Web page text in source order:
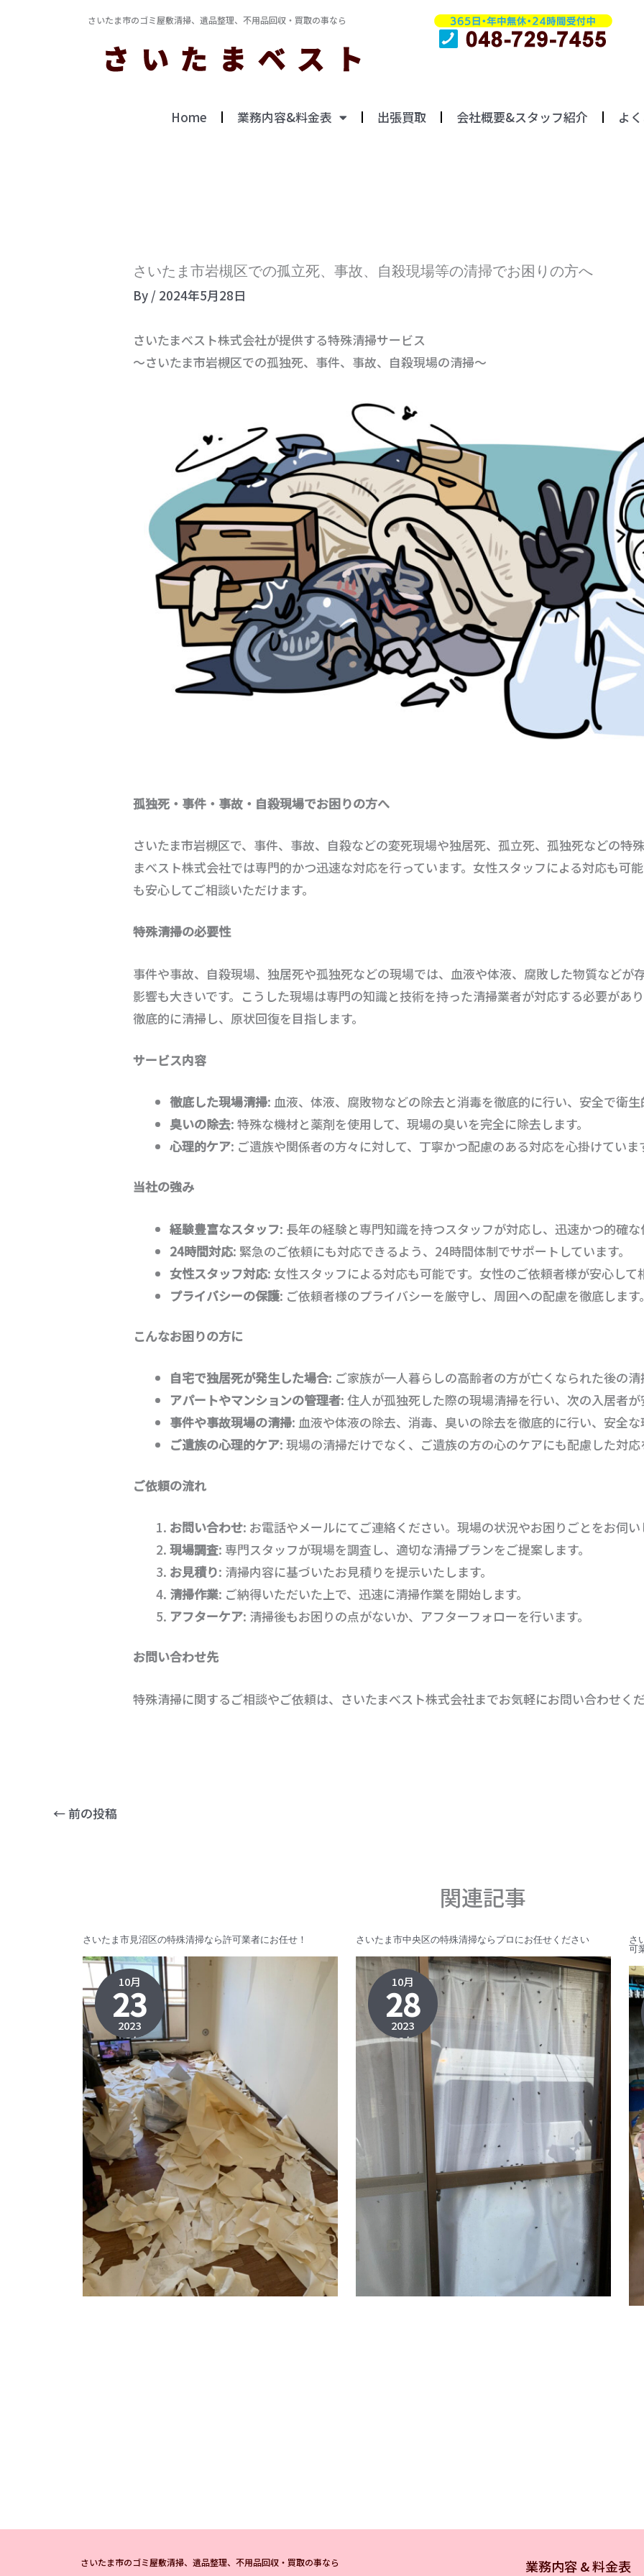
さいたま市のゴミ屋敷清掃、遺品整理、不用品回収・買取の事なら
Home 業務内容&料金表 出張買取 会社概要&スタッフ紹介 よ
さいたま市岩槻区での孤立死、事故、自殺現場等の清掃でお困りの方へ
By / 2024年5月28日
さいたまべスト株式会社が提供する特殊清掃サービス
〜さいたま市岩槻区での孤独死、事件、事故、自殺現場の清掃〜
孤独死・事件・事故・自殺現場でお困りの方へ
さいたま市岩槻区で、事件、事故、自殺などの変死現場や独居死、孤立死、孤独死などの特
まべスト株式会社では専門的かつ迅速な対応を行っています。女性スタッフによる対応も可
も安心してご相談いただけます。
特殊清掃の必要性
事件や事故、自殺現場、独居死や孤独死などの現場では、血液や体液、腐敗した物質などが
影響も大きいです。こうした現場は専門の知識と技術を持った清掃業者が対応する必要があ
徹底的に清掃し、原状回復を目指します。
サービス内容
徹底した現場清掃: 血液、体液、腐敗物などの除去と消毒を徹底的に行い、安全で衛生
臭いの除去: 特殊な機材と薬剤を使用して、現場の臭いを完全に除去します。
心理的ケア: ご遺族や関係者の方々に対して、丁寧かつ配慮のある対応を心掛けていま
当社の強み
経験豊富なスタッフ: 長年の経験と専門知識を持つスタッフが対応し、迅速かつ的確な
24時間対応: 緊急のご依頼にも対応できるよう、24時間体制でサポートしています。
女性スタッフ対応: 女性スタッフによる対応も可能です。女性のご依頼者様が安心して
プライバシーの保護: ご依頼者様のプライバシーを厳守し、周囲への配慮を徹底します。
こんなお困りの方に
自宅で独居死が発生した場合: ご家族が一人暮らしの高齢者の方が亡くなられた後の清
アパートやマンションの管理者: 住人が孤独死した際の現場清掃を行い、次の入居者が
事件や事故現場の清掃: 血液や体液の除去、消毒、臭いの除去を徹底的に行い、安全な
ご遺族の心理的ケア: 現場の清掃だけでなく、ご遺族の方の心のケアにも配慮した対応
ご依頼の流れ
お問い合わせ: お電話やメールにてご連絡ください。現場の状況やお困りごとをお伺い
現場調査: 専門スタッフが現場を調査し、適切な清掃プランをご提案します。
お見積り: 清掃内容に基づいたお見積りを提示いたします。
清掃作業: ご納得いただいた上で、迅速に清掃作業を開始します。
アフターケア: 清掃後もお困りの点がないか、アフターフォローを行います。
お問い合わせ先
特殊清掃に関するご相談やご依頼は、さいたまべスト株式会社までお気軽にお問い合わせくだ
←前の投稿
関連記事
さいたま市見沼区の特殊清掃なら許可業者にお任せ！
10月
23
2023
2023年
11月2日
さいたま市中央区の特殊清掃ならプロにお任せください
10月
28
2023
2023年
11月2日
さ
可
さいたま市のゴミ屋敷清掃、遺品整理、不用品回収・買取の事なら 業務内容 & 料金表